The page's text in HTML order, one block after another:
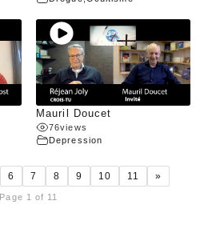
Mauril Doucet
76views
Depression
6 7 8 9 10 11 »
Page 1 of 11